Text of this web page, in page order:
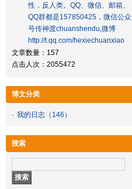
性，反人类。QQ、微信、邮箱、
QQ群都是157850425，微信公众
号传神渡chuanshendu,微博
http://t.qq.com/hexiechuanxiao
文章数量：157
点击人次：2055472
博文分类
· 我的日志 （146）
搜索